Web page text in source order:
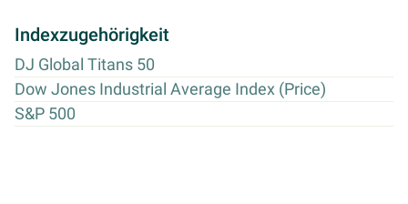
Indexzugehörigkeit
DJ Global Titans 50
Dow Jones Industrial Average Index (Price)
S&P 500